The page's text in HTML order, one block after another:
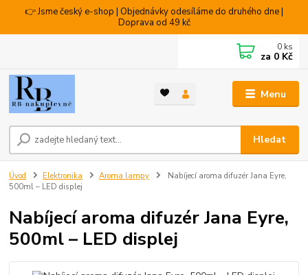
👉 Jsme český e-shop | Objednávky odesíláme do druhého dne |
Doprava od 49 kč
Menu
Hledat
0 ks
za 0 Kč
Úvod Elektronika Aroma lampy
Nabíjecí aroma difuzér Jana Eyre,
500ml – LED displej
Nabíjecí aroma difuzér Jana Eyre,
500ml – LED displej